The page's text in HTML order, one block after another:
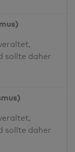
sollte daher
sollte daher